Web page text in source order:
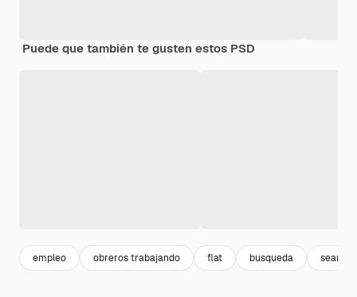
Puede que también te gusten estos PSD
empleo obreros trabajando flat busqueda search